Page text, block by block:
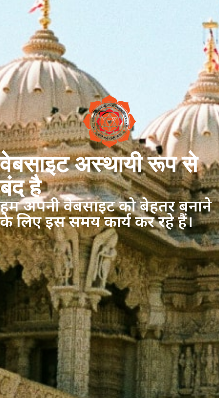
वेबसाइट अस्थायी रूप से
बंद है
हम अपनी वेबसाइट को बेहतर बनाने
के लिए इस समय कार्य कर रहे हैं।